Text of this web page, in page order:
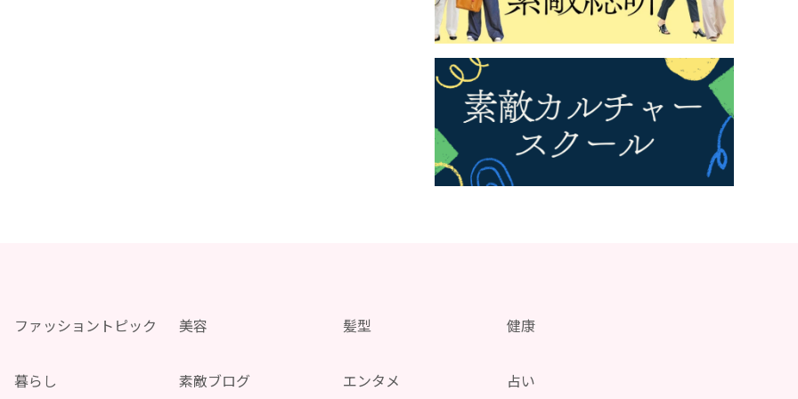
ファッショントピック 美容 髪型 健康
暮らし 素敵ブログ エンタメ 占い